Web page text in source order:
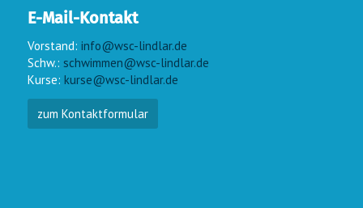
E-Mail-Kontakt
Vorstand: info@wsc-lindlar.de
Schw.: schwimmen@wsc-lindlar.de
Kurse: kurse@wsc-lindlar.de
zum Kontaktformular